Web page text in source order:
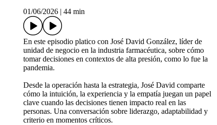
01/06/2026
44 min
En este episodio platico con José David González, líder de
unidad de negocio en la industria farmacéutica, sobre cómo
tomar decisiones en contextos de alta presión, como lo fue la
pandemia.
Desde la operación hasta la estrategia, José David comparte
cómo la intuición, la experiencia y la empatía juegan un papel
clave cuando las decisiones tienen impacto real en las
personas. Una conversación sobre liderazgo, adaptabilidad y
criterio en momentos críticos.